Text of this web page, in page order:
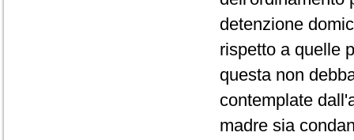
detenzione
rispetto a quelle
questa non
contemplate
madre sia